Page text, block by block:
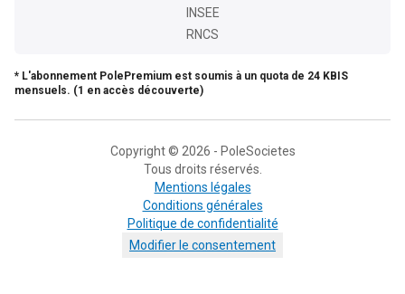
INSEE
RNCS
* L'abonnement PolePremium est soumis à un quota de 24 KBIS
mensuels. (1 en accès découverte)
Copyright © 2026 - PoleSocietes
Tous droits réservés.
Mentions légales
Conditions générales
Politique de confidentialité
Modifier le consentement